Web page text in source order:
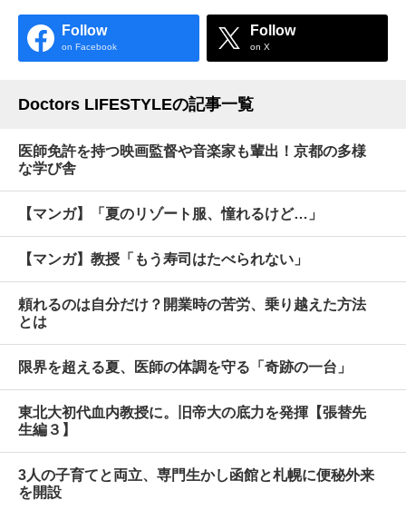
Follow
on Facebook
Follow
on X
Doctors LIFESTYLEの記事一覧
医師免許を持つ映画監督や音楽家も輩出！京都の多様
な学び舎
【マンガ】「夏のリゾート服、憧れるけど…」
【マンガ】教授「もう寿司はたべられない」
頼れるのは自分だけ？開業時の苦労、乗り越えた方法
とは
限界を超える夏、医師の体調を守る「奇跡の一台」
東北大初代血内教授に。旧帝大の底力を発揮【張替先
生編３】
3人の子育てと両立、専門生かし函館と札幌に便秘外来
を開設